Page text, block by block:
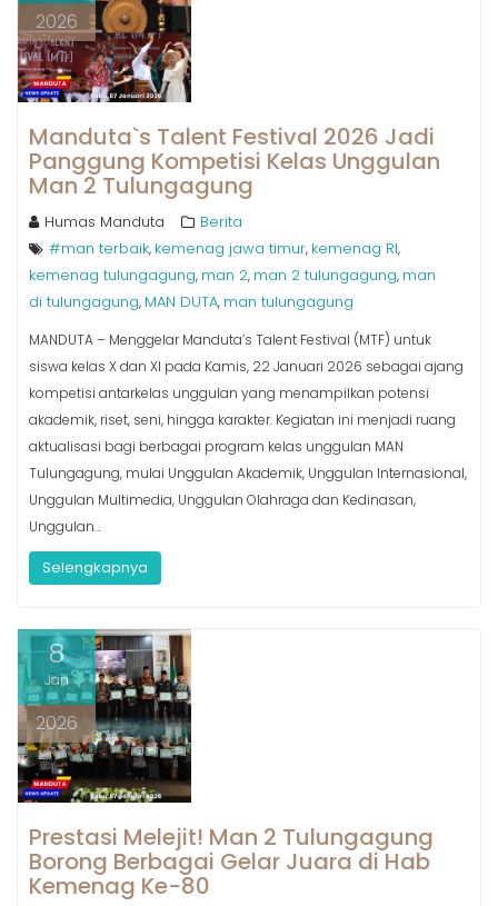
2026
Manduta`s Talent Festival 2026 Jadi
Panggung Kompetisi Kelas Unggulan
Man 2 Tulungagung
Humas Manduta
Berita
#man terbaik, kemenag jawa timur, kemenag RI,
kemenag tulungagung, man 2, man 2 tulungagung, man
di tulungagung, MAN DUTA, man tulungagung
MANDUTA – Menggelar Manduta’s Talent Festival (MTF) untuk
siswa kelas X dan XI pada Kamis, 22 Januari 2026 sebagai ajang
kompetisi antarkelas unggulan yang menampilkan potensi
akademik, riset, seni, hingga karakter. Kegiatan ini menjadi ruang
aktualisasi bagi berbagai program kelas unggulan MAN
Tulungagung, mulai Unggulan Akademik, Unggulan Internasional,
Unggulan Multimedia, Unggulan Olahraga dan Kedinasan,
Unggulan…
Selengkapnya
8
Jan
2026
Prestasi Melejit! Man 2 Tulungagung
Borong Berbagai Gelar Juara di Hab
Kemenag Ke-80